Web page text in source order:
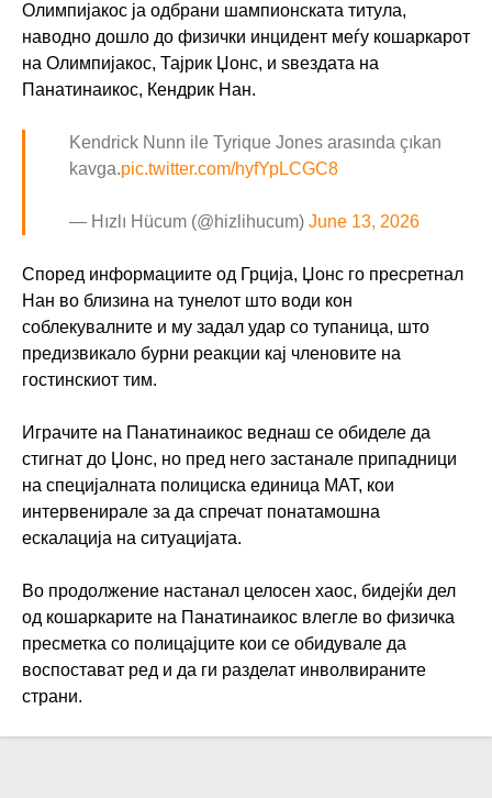
Олимпијакос ја одбрани шампионската титула,
наводно дошло до физички инцидент меѓу кошаркарот
на Олимпијакос, Тајрик Џонс, и ѕвездата на
Панатинаикос, Кендрик Нан.
Kendrick Nunn ile Tyrique Jones arasında çıkan
kavga.pic.twitter.com/hyfYpLCGC8
— Hızlı Hücum (@hizlihucum) June 13, 2026
Според информациите од Грција, Џонс го пресретнал
Нан во близина на тунелот што води кон
соблекувалните и му задал удар со тупаница, што
предизвикало бурни реакции кај членовите на
гостинскиот тим.
Играчите на Панатинаикос веднаш се обиделе да
стигнат до Џонс, но пред него застанале припадници
на специјалната полициска единица МАТ, кои
интервенирале за да спречат понатамошна
ескалација на ситуацијата.
Во продолжение настанал целосен хаос, бидејќи дел
од кошаркарите на Панатинаикос влегле во физичка
пресметка со полицајците кои се обидувале да
воспостават ред и да ги разделат инволвираните
страни.